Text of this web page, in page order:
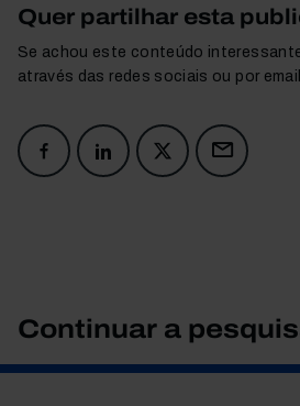
Quer partilhar esta
Se achou este conteúdo
através das redes sociais ou por
Continuar a